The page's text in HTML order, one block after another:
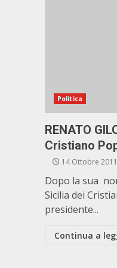
Politica
RENATO
Cristiano
14 Ottobre 2011
Dopo la sua
Sicilia dei
presidente...
Continua a